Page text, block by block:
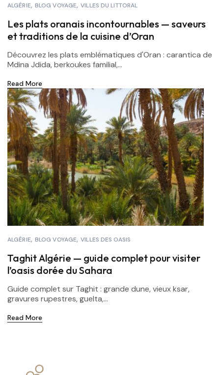
ALGÉRIE BLOG VOYAGE VILLES DU LITTORAL
Les plats oranais incontournables — saveurs
et traditions de la cuisine d’Oran
Découvrez les plats emblématiques d'Oran : carantica de
Mdina Jdida, berkoukes familial,...
Read More
ALGÉRIE BLOG VOYAGE VILLES DES OASIS
Taghit Algérie — guide complet pour visiter
l’oasis dorée du Sahara
Guide complet sur Taghit : grande dune, vieux ksar,
gravures rupestres, guelta,...
Read More